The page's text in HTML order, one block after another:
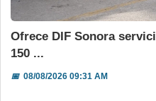
Ofrece DIF Sonora
150 ...
📅08/08/2026 09:31 AM